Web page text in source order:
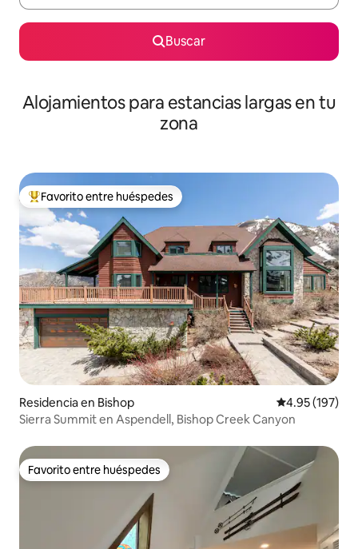
Buscar
Alojamientos para estancias largas en tu
zona
De los mejores en Favorito entre huéspedes
Favorito entre huéspedes
Residencia en Bishop Calificación
4.95 (197)
Sierra Summit en Aspendell, Bishop Creek Canyon
Favorito entre huéspedes
Favorito entre huéspedes